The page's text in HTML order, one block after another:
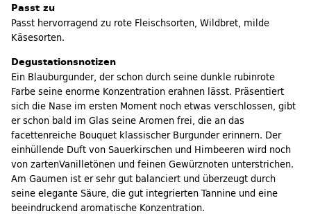
Passt zu
Passt hervorragend zu rote Fleischsorten, Wildbret, milde
Käsesorten.
Degustationsnotizen
Ein Blauburgunder, der schon durch seine dunkle rubinrote
Farbe seine enorme Konzentration erahnen lässt. Präsentiert
sich die Nase im ersten Moment noch etwas verschlossen, gibt
er schon bald im Glas seine Aromen frei, die an das
facettenreiche Bouquet klassischer Burgunder erinnern. Der
einhüllende Duft von Sauerkirschen und Himbeeren wird noch
von zartenVanilletönen und feinen Gewürznoten unterstrichen.
Am Gaumen ist er sehr gut balanciert und überzeugt durch
seine elegante Säure, die gut integrierten Tannine und eine
beeindruckend aromatische Konzentration.